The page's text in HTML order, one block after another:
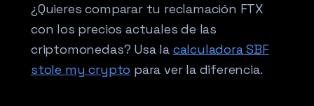
¿Quieres comparar tu reclamación FTX
con los precios actuales de las
criptomonedas? Usa la calculadora SBF
stole my crypto para ver la diferencia.